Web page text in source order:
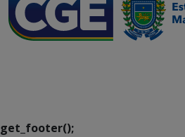
get_footer();